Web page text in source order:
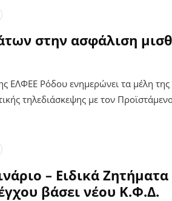
στην ασφάλιση
ΕΛΦΕΕ Ρόδου ενημερώνει τα μέλη
τηλεδιάσκεψης με τον
– Ειδικά Ζητήματα
βάσει νέου Κ.Φ.Δ.